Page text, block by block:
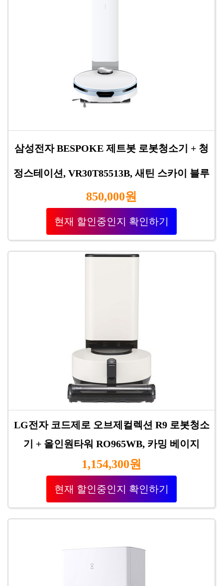
삼성전자 BESPOKE 제트봇 로봇청소기 + 청
정스테이션, VR30T85513B, 새틴 스카이 블루
850,000원
현재 할인중인지 확인하기
LG전자 코드제로 오브제컬렉션 R9 로봇청소
기 + 올인원타워 RO965WB, 카밍 베이지
1,154,300원
현재 할인중인지 확인하기